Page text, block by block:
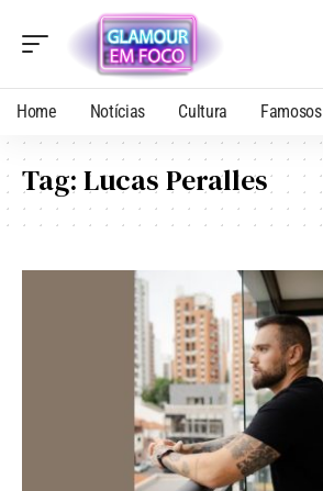
Home Notícias Cultura Famosos
Tag:Lucas Peralles